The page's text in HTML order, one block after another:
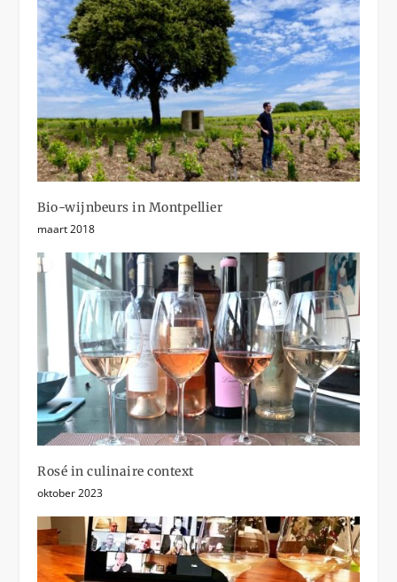
Bio-wijnbeurs in Montpellier
maart 2018
Rosé in culinaire context
oktober 2023